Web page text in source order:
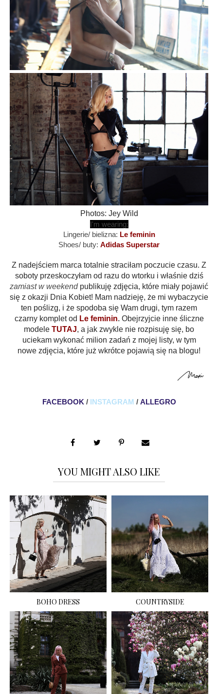
Photos: Jey Wild
I'm wearing:
Lingerie/ bielizna: Le feminin
Shoes/ buty: Adidas Superstar
Z nadejściem marca totalnie straciłam poczucie czasu. Z
soboty przeskoczyłam od razu do wtorku i właśnie dziś
zamiast w weekend publikuję zdjęcia, które miały pojawić
się z okazji Dnia Kobiet! Mam nadzieję, że mi wybaczycie
ten poślizg, i że spodoba się Wam drugi, tym razem
czarny komplet od Le feminin. Obejrzyjcie inne śliczne
modele TUTAJ, a jak zwykle nie rozpisuję się, bo
uciekam wykonać milion zadań z mojej listy, w tym
nowe zdjęcia, które już wkrótce pojawią się na blogu!
FACEBOOK / INSTAGRAM / ALLEGRO
YOU MIGHT ALSO LIKE
BOHO DRESS COUNTRYSIDE